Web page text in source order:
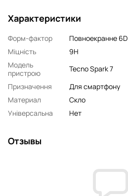
Характеристики
Форм-фактор
Повноекранне 6D
Міцність
9H
Модель
пристрою
Tecno Spark 7
Призначення
Для смартфону
Материал
Скло
Універсальна
Нет
Отзывы